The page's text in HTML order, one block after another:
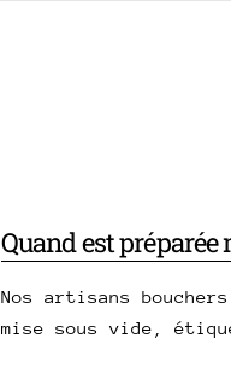
Quand est
Nos artisans
mise sous vide,